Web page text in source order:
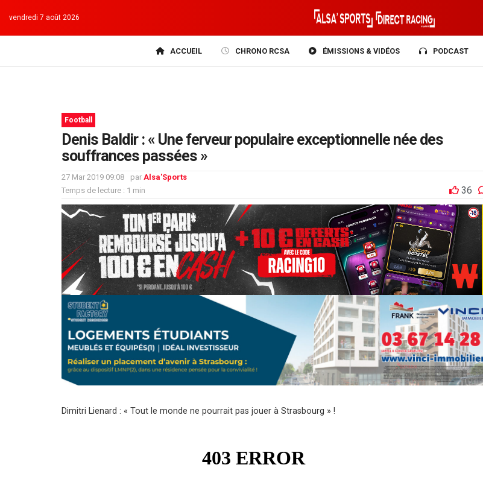
vendredi 7 août 2026
ACCUEIL CHRONO RCSA ÉMISSIONS & VIDÉOS PODCAST
Football
Denis Baldir : « Une ferveur populaire exceptionnelle née des
souffrances passées »
27 Mar 2019 09:08 par Alsa'Sports
Temps de lecture : 1 min
36
Dimitri Lienard : « Tout le monde ne pourrait pas jouer à Strasbourg » !